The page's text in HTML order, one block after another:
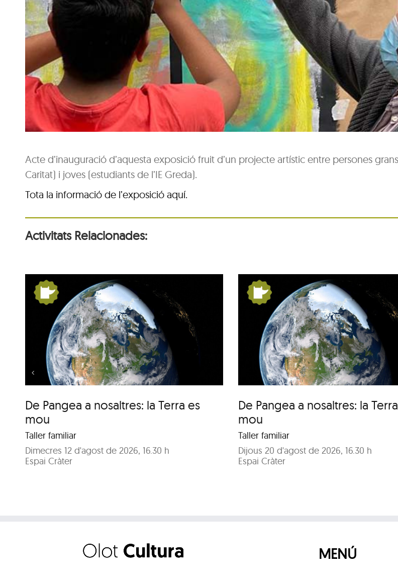
Acte d’inauguració d’aquesta exposició fruit d’un projecte artístic entre persones
Caritat) i joves (estudiants de l’IE Greda).
Tota la informació de l’exposició aquí.
Activitats Relacionades:
De Pangea a nosaltres: la Terra es
mou
Taller familiar
Dimecres 12 d'agost de 2026, 16.30 h
Espai Cràter
De Pangea a nosaltres: la
Terra es mou
De Pangea a nosaltres: la
mou
Taller familiar
Dijous 20 d'agost de 2026, 16.30 h
Espai Cràter
Festa Major del
Pequín 2026
MENÚ